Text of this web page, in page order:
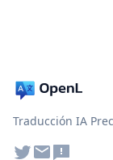
Traducción IA